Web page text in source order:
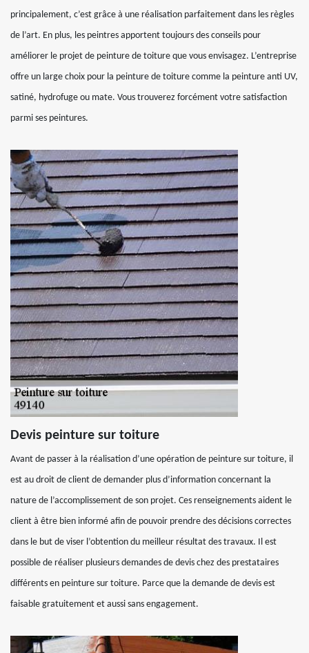
principalement, c’est grâce à une réalisation parfaitement dans les règles
de l’art. En plus, les peintres apportent toujours des conseils pour
améliorer le projet de peinture de toiture que vous envisagez. L’entreprise
offre un large choix pour la peinture de toiture comme la peinture anti UV,
satiné, hydrofuge ou mate. Vous trouverez forcément votre satisfaction
parmi ses peintures.
Devis peinture sur toiture
Avant de passer à la réalisation d’une opération de peinture sur toiture, il
est au droit de client de demander plus d’information concernant la
nature de l’accomplissement de son projet. Ces renseignements aident le
client à être bien informé afin de pouvoir prendre des décisions correctes
dans le but de viser l’obtention du meilleur résultat des travaux. Il est
possible de réaliser plusieurs demandes de devis chez des prestataires
différents en peinture sur toiture. Parce que la demande de devis est
faisable gratuitement et aussi sans engagement.